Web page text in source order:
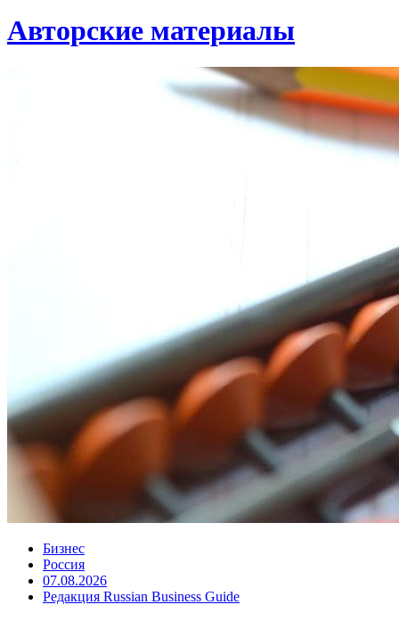
Авторские материалы
Бизнес
Россия
07.08.2026
Редакция Russian Business Guide